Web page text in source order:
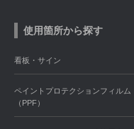
使用箇所から探す
看板・サイン
ペイントプロテクションフィルム
（PPF）